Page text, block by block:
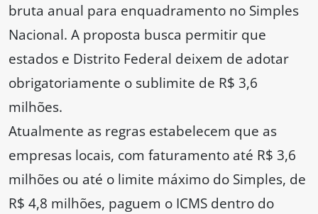
bruta anual para enquadramento no Simples
Nacional. A proposta busca permitir que
estados e Distrito Federal deixem de adotar
obrigatoriamente o sublimite de R$ 3,6
milhões.
Atualmente as regras estabelecem que as
empresas locais, com faturamento até R$ 3,6
milhões ou até o limite máximo do Simples, de
R$ 4,8 milhões, paguem o ICMS dentro do